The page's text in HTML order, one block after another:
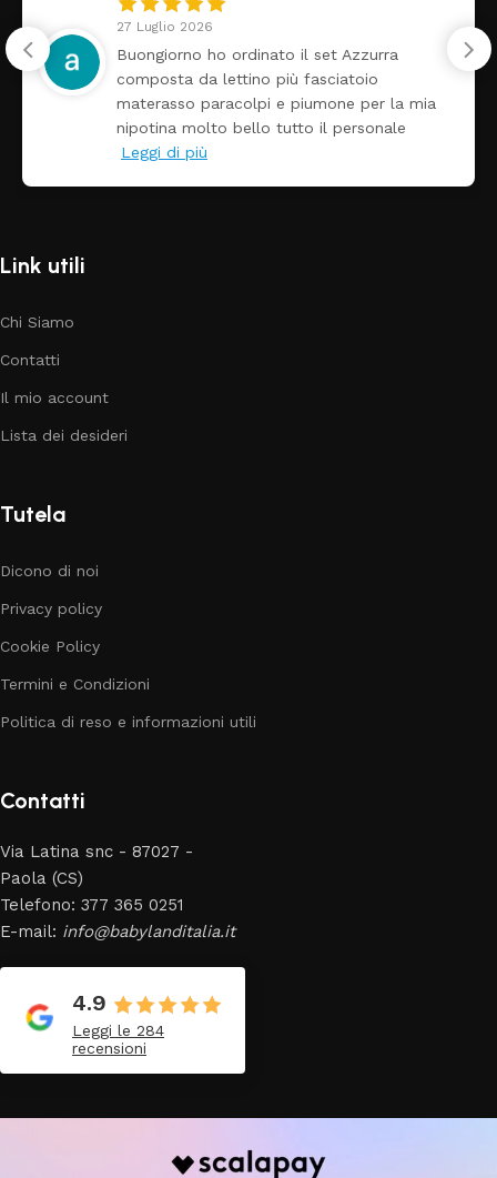
27 Luglio 2026
Buongiorno ho ordinato il set Azzurra
composta da lettino più fasciatoio
materasso paracolpi e piumone per la mia
nipotina molto bello tutto il personale
Leggi di più
Link utili
Chi Siamo
Contatti
Il mio account
Lista dei desideri
Tutela
Dicono di noi
Privacy policy
Cookie Policy
Termini e Condizioni
Politica di reso e informazioni utili
Contatti
Via Latina snc - 87027 -
Paola (CS)
Telefono: 377 365 0251
E-mail: info@babylanditalia.it
4.9
Leggi le 284
recensioni